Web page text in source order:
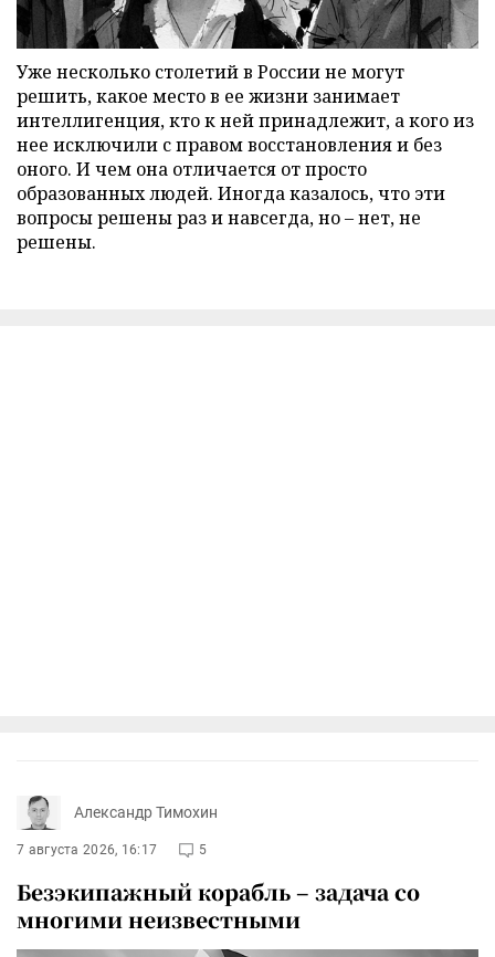
Уже несколько столетий в России не могут
решить, какое место в ее жизни занимает
интеллигенция, кто к ней принадлежит, а кого из
нее исключили с правом восстановления и без
оного. И чем она отличается от просто
образованных людей. Иногда казалось, что эти
вопросы решены раз и навсегда, но – нет, не
решены.
Александр Тимохин
7 августа 2026, 16:17 5
Безэкипажный корабль – задача со
многими неизвестными